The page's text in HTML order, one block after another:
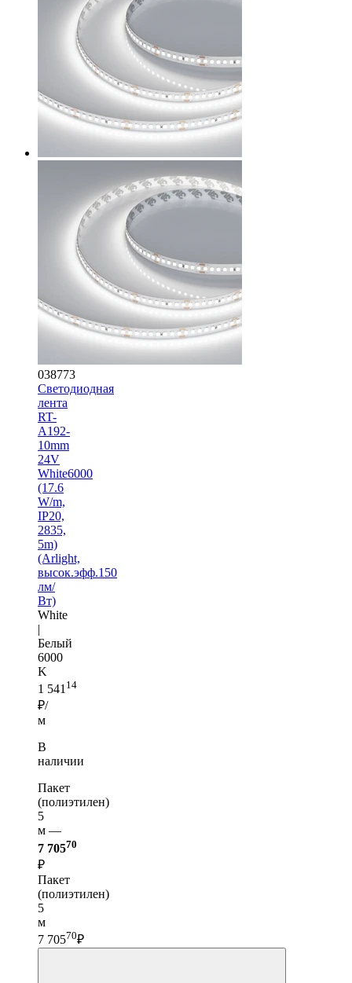
038773
Светодиодная
лента
RT-
A192-
10mm
24V
White6000
(17.6
W/m,
IP20,
2835,
5m)
(Arlight,
высок.эфф.150
лм/
Вт)
White
|
Белый
6000
K
1 541 14
₽/
м
В
наличии
Пакет
(полиэтилен)
5
м —
7 70570
₽
Пакет
(полиэтилен)
5
м
7 70570₽